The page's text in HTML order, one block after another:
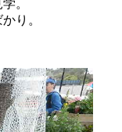
。
り。